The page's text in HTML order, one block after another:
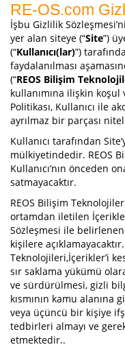
RE-OS.com
İşbu Gizlilik
yer alan siteye (“Site”)
(“Kullanıcı(lar)”)
faydalanılması
(“REOS Bilişim
kullanımına ilişkin
Politikası, Kullanıcı ile
ayrılmaz bir parçası
Kullanıcı tarafından
mülkiyetindedir. REOS
Kullanıcı’nın önceden
satmayacaktır.
REOS Bilişim
ortamdan iletilen
Sözleşmesi ile
kişilere
Teknolojileri,İçerikler’i
sır saklama yükümü
ve sürdürülmesi, gizli
kısmının kamu alanına
veya üçüncü bir kişiye
tedbirleri almayı ve
etmektedir..